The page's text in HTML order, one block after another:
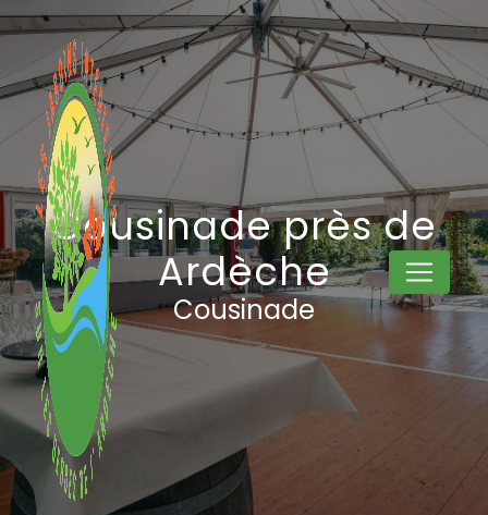
Cousinade près de
Ardèche
Cousinade
Panneau de gestion des cookies